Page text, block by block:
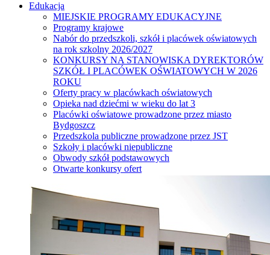
Edukacja
MIEJSKIE PROGRAMY EDUKACYJNE
Programy krajowe
Nabór do przedszkoli, szkół i placówek oświatowych
na rok szkolny 2026/2027
KONKURSY NA STANOWISKA DYREKTORÓW
SZKÓŁ I PLACÓWEK OŚWIATOWYCH W 2026
ROKU
Oferty pracy w placówkach oświatowych
Opieka nad dziećmi w wieku do lat 3
Placówki oświatowe prowadzone przez miasto
Bydgoszcz
Przedszkola publiczne prowadzone przez JST
Szkoły i placówki niepubliczne
Obwody szkół podstawowych
Otwarte konkursy ofert